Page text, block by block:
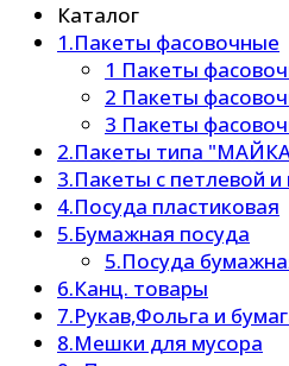
Каталог
1.Пакеты фасовочные
1 Пакеты
2 Пакеты
3 Пакеты
2.Пакеты типа
3.Пакеты с петлевой
4.Посуда пластиковая
5.Бумажная посуда
5.Посуда
6.Канц. товары
7.Рукав,Фольга и
8.Мешки для мусора